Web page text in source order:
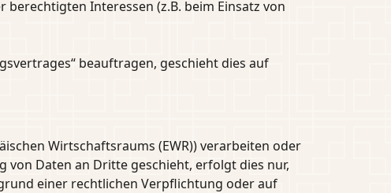
Interessen (z.B. beim Einsatz von
beauftragen, geschieht dies auf
Wirtschaftsraums (EWR)) verarbeiten oder
Daten an Dritte geschieht, erfolgt dies nur,
einer rechtlichen Verpflichtung oder auf